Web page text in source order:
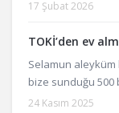
17 Şubat 2026
TOKİ’den ev
Selamun aleyküm
bize sunduğu 500
24 Kasım 2025